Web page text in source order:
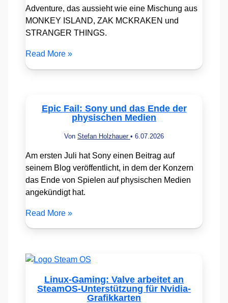
Adventure, das aussieht wie eine Mischung aus
MONKEY ISLAND, ZAK MCKRAKEN und
STRANGER THINGS.
Read More »
Epic Fail: Sony und das Ende der
physischen Medien
Von Stefan Holzhauer • 6.07.2026
Am ersten Juli hat Sony einen Beitrag auf
seinem Blog veröffentlicht, in dem der Konzern
das Ende von Spielen auf physischen Medien
angekündigt hat.
Read More »
Linux-Gaming: Valve arbeitet an
SteamOS-Unterstützung für Nvidia-
Grafikkarten